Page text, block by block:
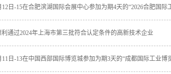
通过2024年上海市第三批符合认定条件的高新技术企业